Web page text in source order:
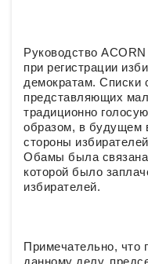
Руководство
при регистрации
демократам. Списки
представляющих
традиционно
образом, в будущем
стороны
Обамы была связана
которой было
избирателей.
Примечательно, что
данному делу,